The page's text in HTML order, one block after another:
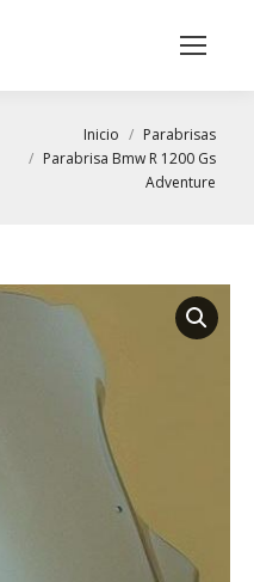
Buscar:
Estás aquí:Inicio
Parabrisas
Parabrisa Bmw R 1200 Gs
Adventure